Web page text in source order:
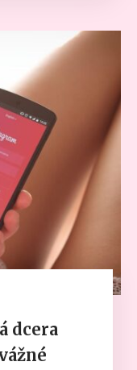
dcera